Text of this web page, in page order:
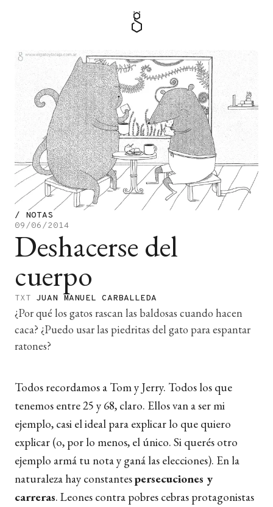
/ NOTAS
09/06/2014
Deshacerse del
cuerpo
TXT JUAN MANUEL CARBALLEDA
¿Por qué los gatos rascan las baldosas cuando hacen
caca? ¿Puedo usar las piedritas del gato para espantar
ratones?
Todos recordamos a Tom y Jerry. Todos los que
tenemos entre 25 y 68, claro. Ellos van a ser mi
ejemplo, casi el ideal para explicar lo que quiero
explicar (o, por lo menos, el único. Si querés otro
ejemplo armá tu nota y ganá las elecciones). En la
naturaleza hay constantespersecuciones y
carreras. Leones contra pobres cebras protagonistas